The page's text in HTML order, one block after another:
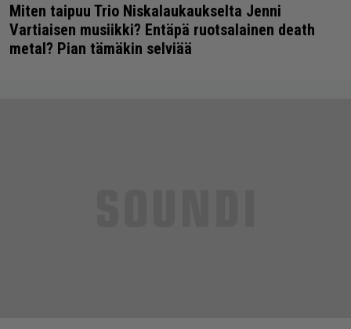
Miten taipuu Trio Niskalaukaukselta Jenni
Vartiaisen musiikki? Entäpä ruotsalainen death
metal? Pian tämäkin selviää